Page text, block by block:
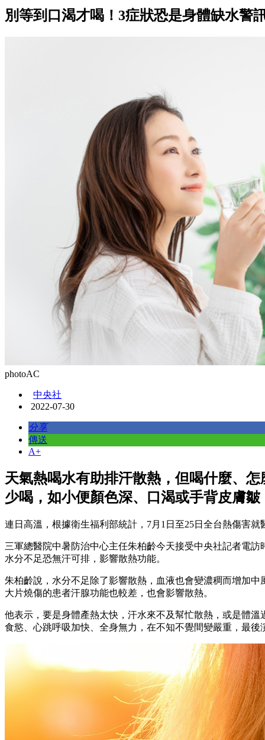
別等到口渴才喝！3症狀恐是身體缺水警
photoAC
中央社
2022-07-30
分享
傳送
A+
天氣熱喝水有助排汗散熱，但喝什麼、
少喝，如小便顏色深、口渴或手背皮膚
連日高溫，根據衛生福利部統計，7月1日至25日全台熱傷害
三軍總醫院中暑防治中心主任朱柏齡今天接受中央社記者電
水分不足恐無汗可排，影響散熱功能。
朱柏齡說，水分不足除了影響散熱，血液也會變濃稠而增加
大片燒傷的患者汗腺功能也較差，也會影響散熱。
他表示，要是身體產熱太快，汗水來不及幫忙散熱，或是體
食慾、心跳呼吸加快、全身無力，在不知不覺間變嚴重，最後